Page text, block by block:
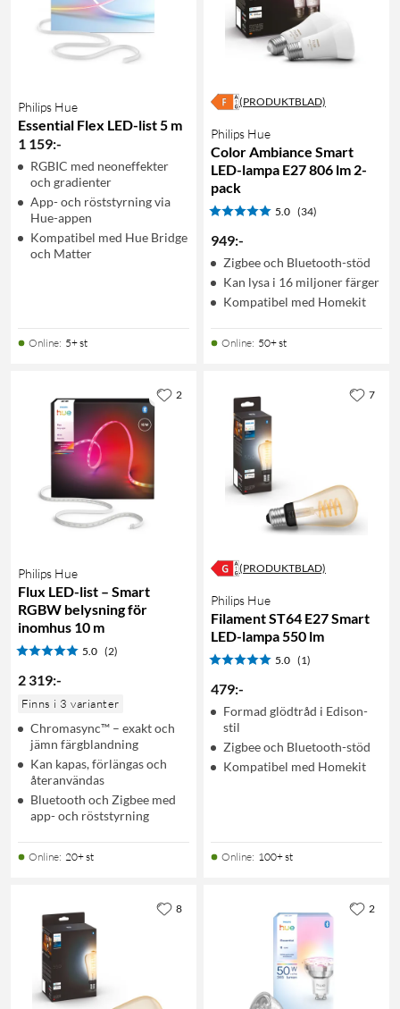
Philips Hue
Essential Flex LED-list 5 m
1 159:-
RGBIC med neoneffekter
och gradienter
App- och röststyrning via
Hue-appen
Kompatibel med Hue Bridge
och Matter
Online: 5+ st
(PRODUKTBLAD)
Philips Hue
Color Ambiance Smart
LED-lampa E27 806 lm 2-
pack
5.0 (34)
949:-
Zigbee och Bluetooth-stöd
Kan lysa i 16 miljoner färger
Kompatibel med Homekit
Online: 50+ st
Philips Hue
Flux LED-list – Smart
RGBW belysning för
inomhus 10 m
5.0 (2)
2 319:-
Finns i 3 varianter
Chromasync™ – exakt och
jämn färgblandning
Kan kapas, förlängas och
återanvändas
Bluetooth och Zigbee med
app- och röststyrning
Online: 20+ st
2
(PRODUKTBLAD)
Philips Hue
Filament ST64 E27 Smart
LED-lampa 550 lm
5.0 (1)
479:-
Formad glödtråd i Edison-
stil
Zigbee och Bluetooth-stöd
Kompatibel med Homekit
Online: 100+ st
7
8 2